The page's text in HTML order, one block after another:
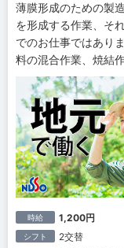
薄膜形成のための製
を形成する作業、そ
でのお仕事ではあり
料の混合作業、焼結
時給 1,200円
シフト 2交替